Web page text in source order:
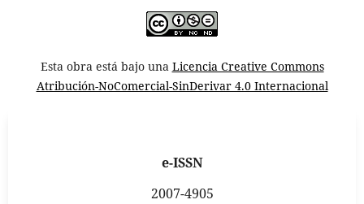
Esta obra está bajo una Licencia Creative Commons
Atribución-NoComercial-SinDerivar 4.0 Internacional
e-ISSN
2007-4905